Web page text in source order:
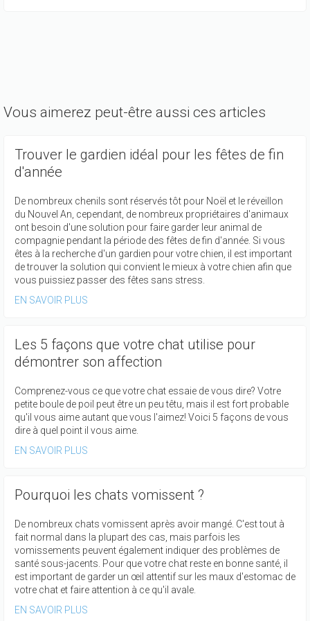
Vous aimerez peut-être aussi ces articles
Trouver le gardien idéal pour les fêtes de fin
d'année
De nombreux chenils sont réservés tôt pour Noël et le réveillon
du Nouvel An, cependant, de nombreux propriétaires d'animaux
ont besoin d'une solution pour faire garder leur animal de
compagnie pendant la période des fêtes de fin d'année. Si vous
êtes à la recherche d'un gardien pour votre chien, il est important
de trouver la solution qui convient le mieux à votre chien afin que
vous puissiez passer des fêtes sans stress.
EN SAVOIR PLUS
Les 5 façons que votre chat utilise pour
démontrer son affection
Comprenez-vous ce que votre chat essaie de vous dire? Votre
petite boule de poil peut être un peu têtu, mais il est fort probable
qu'il vous aime autant que vous l'aimez! Voici 5 façons de vous
dire à quel point il vous aime.
EN SAVOIR PLUS
Pourquoi les chats vomissent ?
De nombreux chats vomissent après avoir mangé. C'est tout à
fait normal dans la plupart des cas, mais parfois les
vomissements peuvent également indiquer des problèmes de
santé sous-jacents. Pour que votre chat reste en bonne santé, il
est important de garder un œil attentif sur les maux d'estomac de
votre chat et faire attention à ce qu'il avale.
EN SAVOIR PLUS